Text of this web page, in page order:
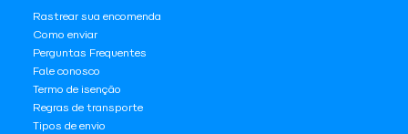
Rastrear sua encomenda
Como enviar
Perguntas Frequentes
Fale conosco
Termo de isenção
Regras de transporte
Tipos de envio